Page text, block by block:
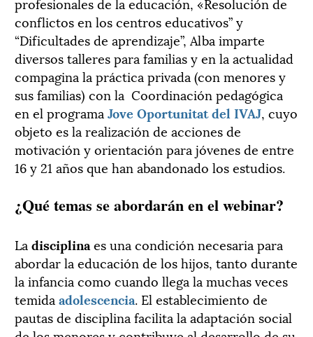
conflictos en los centros educativos” y
“Dificultades de aprendizaje”, Alba imparte
diversos talleres para familias y en la actualidad
compagina la práctica privada (con menores y
sus familias) con la Coordinación pedagógica
en el programa Jove Oportunitat del IVAJ, cuyo
objeto es la realización de acciones de
motivación y orientación para jóvenes de entre
16 y 21 años que han abandonado los estudios.
¿Qué temas se abordarán en el webinar?
La disciplina es una condición necesaria para
abordar la educación de los hijos, tanto durante
la infancia como cuando llega la muchas veces
temida adolescencia. El establecimiento de
pautas de disciplina facilita la adaptación social